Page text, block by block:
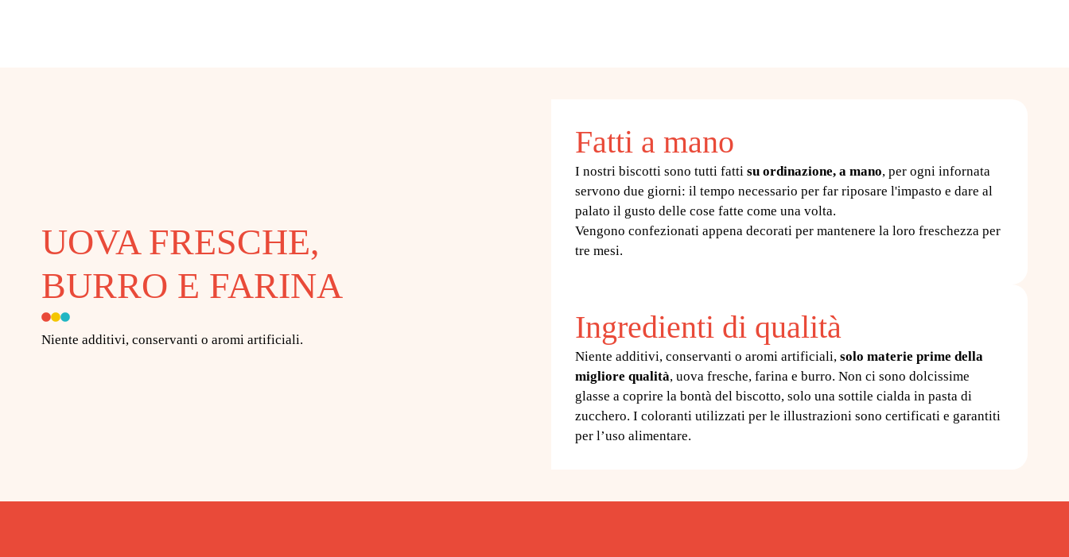
UOVA FRESCHE,
BURRO E FARINA
Niente additivi, conservanti o aromi artificiali.
Fatti a mano
I nostri biscotti sono tutti fatti su ordinazione, a mano, per ogni infornata
servono due giorni: il tempo necessario per far riposare l'impasto e dare al
palato il gusto delle cose fatte come una volta.
Vengono confezionati appena decorati per mantenere la loro freschezza per
tre mesi.
Ingredienti di qualità
Niente additivi, conservanti o aromi artificiali, solo materie prime della
migliore qualità, uova fresche, farina e burro. Non ci sono dolcissime
glasse a coprire la bontà del biscotto, solo una sottile cialda in pasta di
zucchero. I coloranti utilizzati per le illustrazioni sono certificati e garantiti
per l’uso alimentare.